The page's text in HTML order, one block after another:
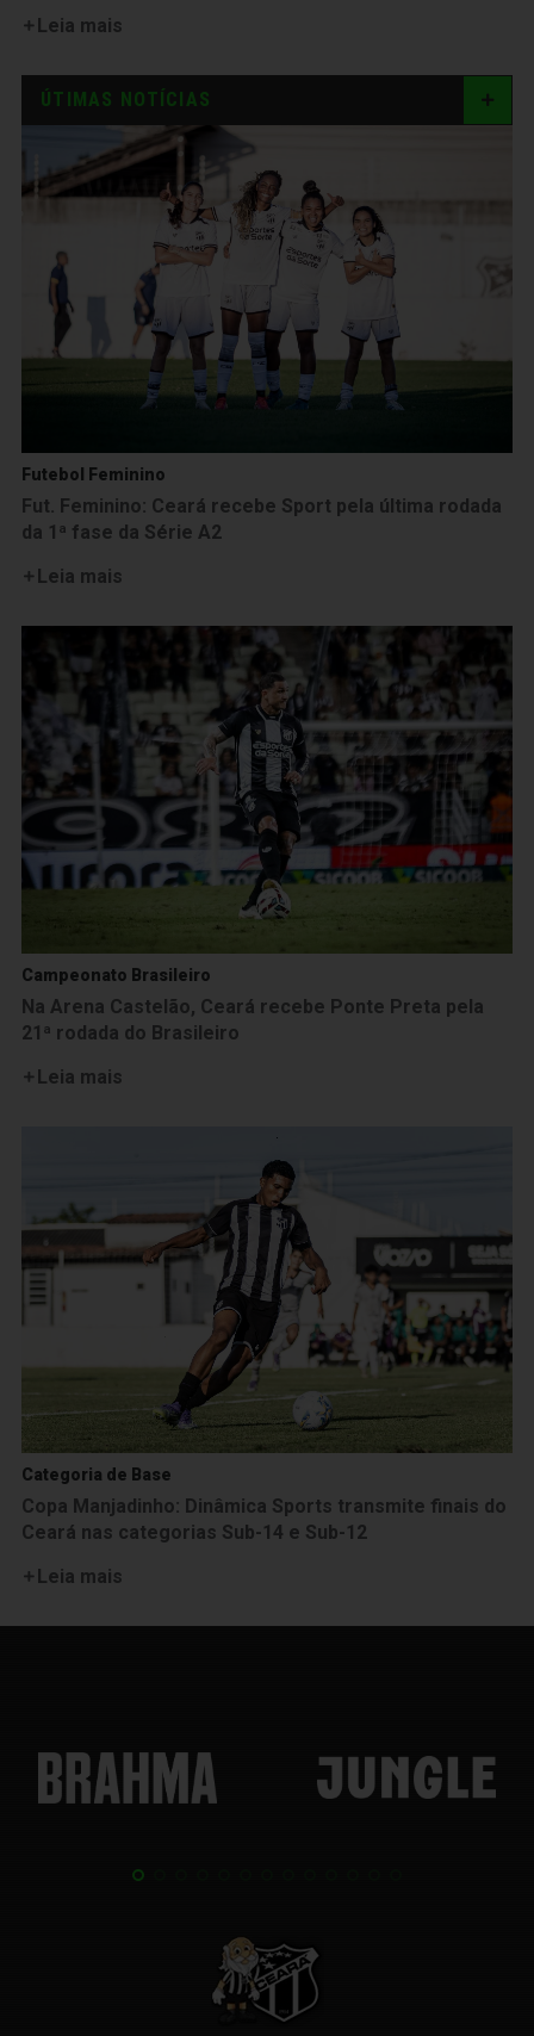
Leia mais
ÚTIMAS NOTÍCIAS
Futebol Feminino
Fut. Feminino: Ceará recebe Sport pela última rodada
da 1ª fase da Série A2
Leia mais
Campeonato Brasileiro
Na Arena Castelão, Ceará recebe Ponte Preta pela
21ª rodada do Brasileiro
Leia mais
Categoria de Base
Copa Manjadinho: Dinâmica Sports transmite finais do
Ceará nas categorias Sub-14 e Sub-12
Leia mais